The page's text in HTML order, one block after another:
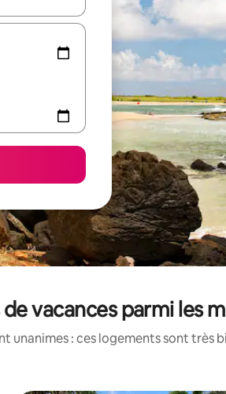
vacances parmi les
unanimes : ces logements sont